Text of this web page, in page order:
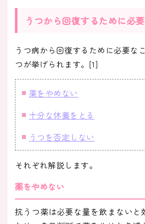
うつから回復するために必
うつ病から回復するために必要な
つが挙げられます。[1]
薬をやめない
十分な休養をとる
うつを否定しない
それぞれ解説します。
薬をやめない
抗うつ薬は必要な量を飲まないと